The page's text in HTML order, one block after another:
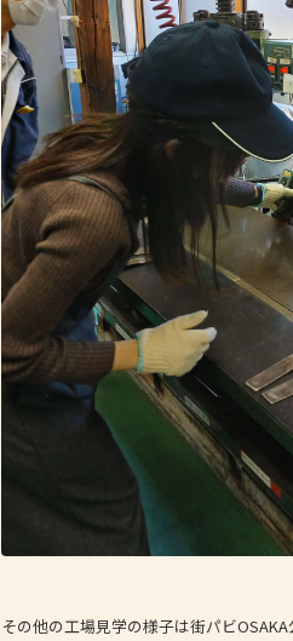
その他の工場見学の様子は街パビ